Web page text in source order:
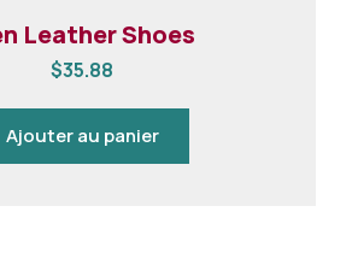
Leather Shoes
$35.88
Ajouter au panier